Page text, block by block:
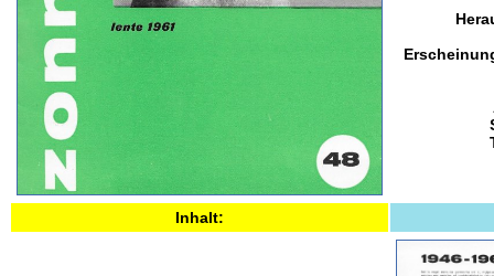
Inhalt: